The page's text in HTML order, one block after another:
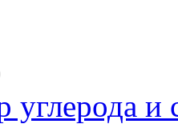
углерода